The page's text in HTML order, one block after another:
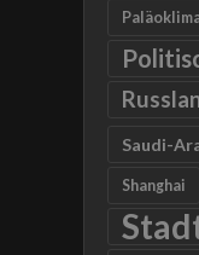
Saudi-
Shanghai